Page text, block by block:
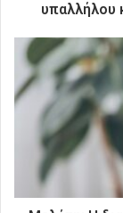
α
υπαλλήλου